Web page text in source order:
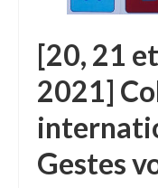
[20, 21
2021]
Gestes